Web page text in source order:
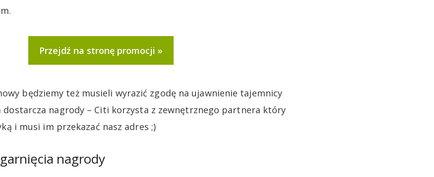
Przejdź na stronę promocji
będziemy też musieli wyrazić zgodę na ujawnienie tajemnicy
nagrody – Citi korzysta z zewnętrznego partnera który
i musi im przekazać nasz adres ;)
nagrody